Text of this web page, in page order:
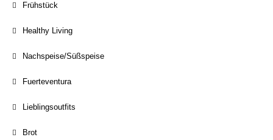
Frühstück
Healthy Living
Nachspeise/Süßspeise
Fuerteventura
Lieblingsoutfits
Brot